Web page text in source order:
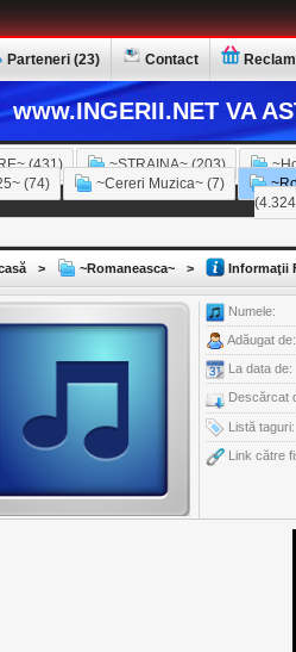
Parteneri (23) Contact
www.INGERII.NET VA
(431) ~STRAINA~ (203)
(74) ~Cereri Muzica~ (7)
> ~Romaneasca~ > Informaţii
Numele:
Adăugat de:
La data de:
Descărcat
Listă taguri:
Link către